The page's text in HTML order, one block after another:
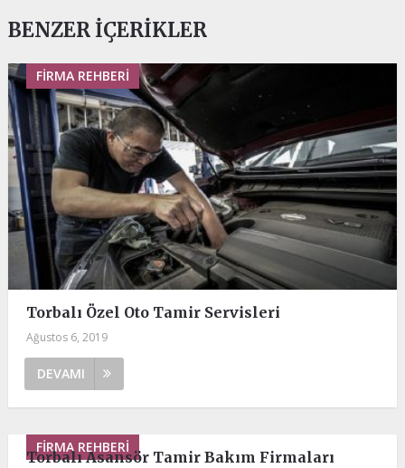
BENZER İÇERIKLER
FIRMA REHBERI
Torbalı Özel Oto Tamir Servisleri
Ağustos 6, 2019
DEVAMI
FIRMA REHBERI
Torbalı Asansör Tamir Bakım Firmaları